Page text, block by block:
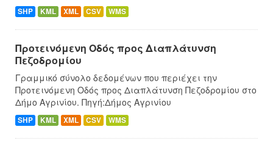
SHP KML XML CSV WMS
Προτεινόμενη Οδός προς Διαπλάτυνση
Πεζοδρομίου
Γραμμικό σύνολο δεδομένων που περιέχει την
Προτεινόμενη Οδός προς Διαπλάτυνση Πεζοδρομίου στο
Δήμο Αγρινίου. Πηγή:Δήμος Αγρινίου
SHP KML XML CSV WMS